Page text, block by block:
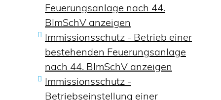
Feuerungsanlage nach 44.
BImSchV anzeigen
Immissionsschutz - Betrieb einer
bestehenden Feuerungsanlage
nach 44. BImSchV anzeigen
Immissionsschutz -
Betriebseinstellung einer